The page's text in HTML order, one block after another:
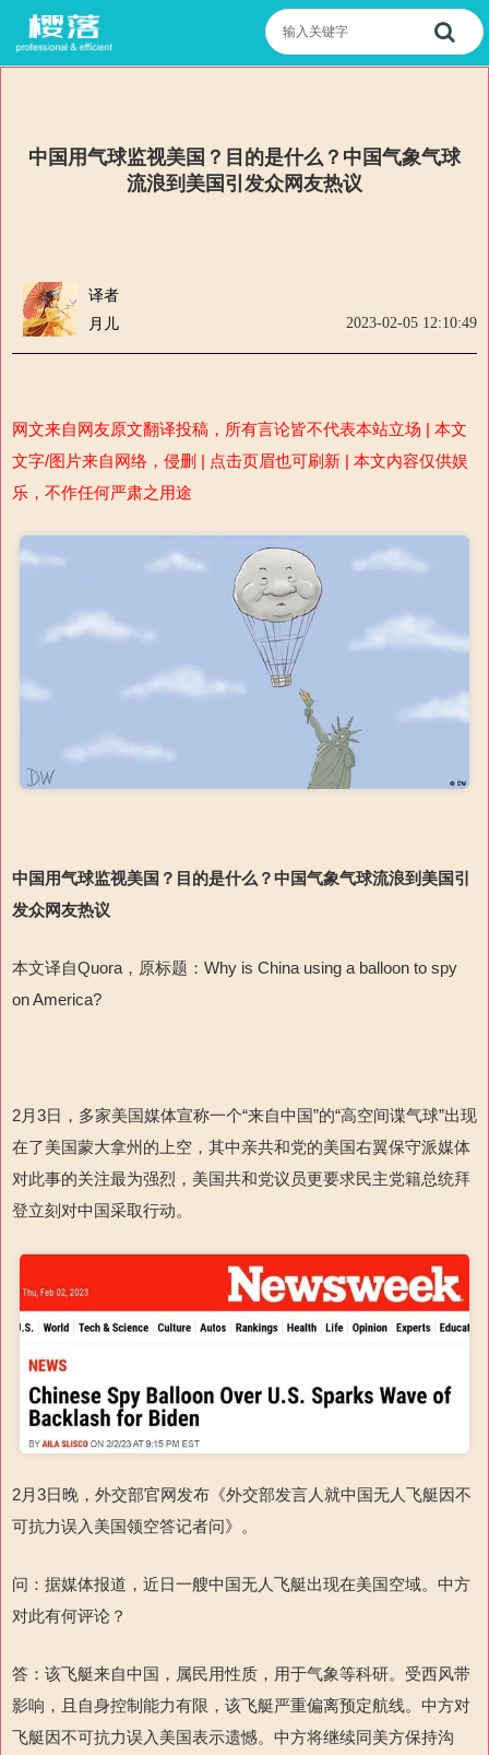
中国用气球监视美国？目的是什么？中国气象气球
流浪到美国引发众网友热议
译者
月儿
2023-02-05 12:10:49
网文来自网友原文翻译投稿，所有言论皆不代表本站立场 | 本文
文字/图片来自网络，侵删 | 点击页眉也可刷新 | 本文内容仅供娱
乐，不作任何严肃之用途
中国用气球监视美国？ 目的是什么？中国气象气球流浪到美国引
发众网友热议
本文译自Quora，原标题：Why is China using a balloon to spy
on America?
2月3日，多家美国媒体宣称一个“来自中国”的“高空间谍气球”出现
在了美国蒙大拿州的上空，其中亲共和党的美国右翼保守派媒体
对此事的关注最为强烈，美国共和党议员更要求民主党籍总统拜
登立刻对中国采取行动。
2月3日晚，外交部官网发布《外交部发言人就中国无人飞艇因不
可抗力误入美国领空答记者问》。
问：据媒体报道，近日一艘中国无人飞艇出现在美国空域。中方
对此有何评论？
答：该飞艇来自中国，属民用性质，用于气象等科研。受西风带
影响，且自身控制能力有限，该飞艇严重偏离预定航线。中方对
飞艇因不可抗力误入美国表示遗憾。中方将继续同美方保持沟